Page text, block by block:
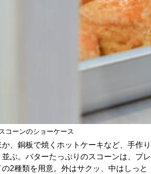
コーンのショーケース
、銅板で焼くホットケーキなど、手作り
ぶ。バターたっぷりのスコーンは、プレ
2種類を用意。外はサクッ、中はしっと